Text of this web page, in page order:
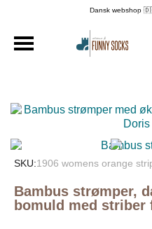
Dansk webshop
SKU 1906 womens orange
Bambus strømper,
bomuld med striber